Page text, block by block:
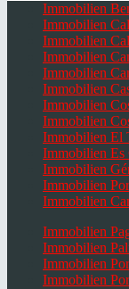
Immobilien
Immobilien
Immobilien
Immobilien
Immobilien
Immobilien
Immobilien
Immobilien
Immobilien El
Immobilien Es
Immobilien
Immobilien
Immobilien
Immobilien
Immobilien
Immobilien
Immobilien